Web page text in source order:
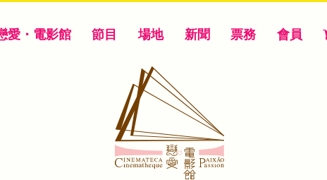
愛・電影館 節目 場地 新聞 票務 會員